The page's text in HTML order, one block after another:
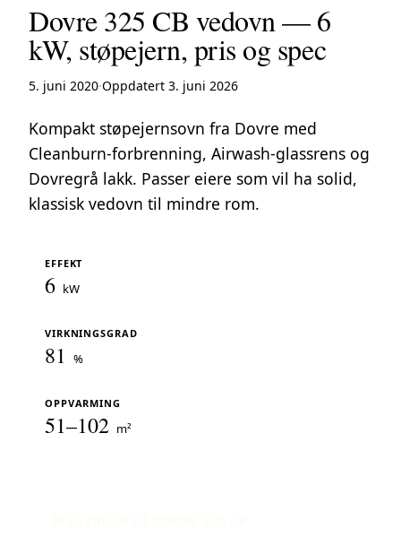
Dovre 325 CB vedovn — 6
kW, støpejern, pris og spec
5. juni 2020·Oppdatert 3. juni 2026
Kompakt støpejernsovn fra Dovre med
Cleanburn-forbrenning, Airwash-glassrens og
Dovregrå lakk. Passer eiere som vil ha solid,
klassisk vedovn til mindre rom.
EFFEKT
6 kW
VIRKNINGSGRAD
81 %
OPPVARMING
51–102 m²